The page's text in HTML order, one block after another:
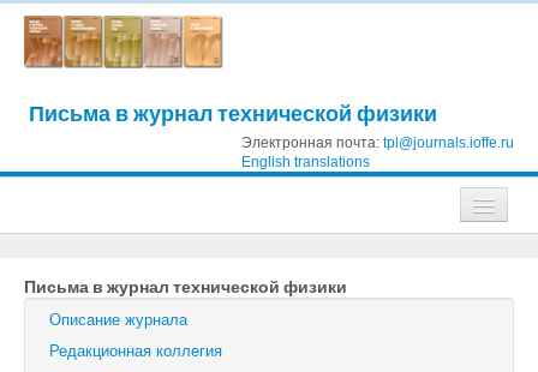
Письма в журнал технической физики
Электронная почта: tpl@journals.ioffe.ru
English translations
Журнал технической физики
Письма в Журнал технической физики
Письма в журнал технической физики
Описание журнала
Редакционная коллегия